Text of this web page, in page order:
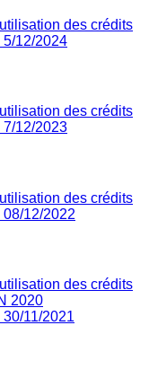
des crédits
12/2024
des crédits
12/2023
des crédits
12/2022
des crédits
2020
11/2021